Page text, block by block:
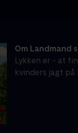
Om Landmand
Lykken er - at
kvinders jagt